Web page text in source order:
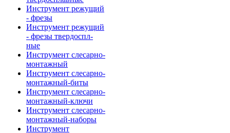
Инструмент режущий
- фрезы
Инструмент режущий
- фрезы твердоспл-
ные
Инструмент слесарно-
монтажный
Инструмент слесарно-
монтажный-биты
Инструмент слесарно-
монтажный-ключи
Инструмент слесарно-
монтажный-наборы
Инструмент